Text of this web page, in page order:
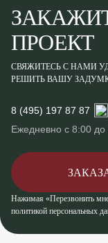
ПРОЕКТ
СВЯЖИТЕСЬ С НАМИ
РЕШИТЬ ВАШУ
8 (495) 197 87 87
Ежедневно с 8:00 до
Нажимая «Перезвонить
политикой персональных